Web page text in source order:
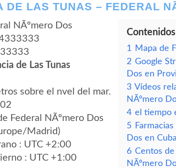
DE LAS TUNAS – FEDERAL
NÃºmero Dos
de Las Tunas
sobre el nvel del mar.
Federal NÃºmero Dos
Madrid)
: UTC +2:00
: UTC +1:00
Contenidos
1
Mapa de
2 Google
Dos en
3 Vídeos
NÃºmero
4 el tiempo
5
Dos en
6 Centos de
NÃºmero